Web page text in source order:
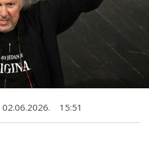
02.06.2026. 15:51